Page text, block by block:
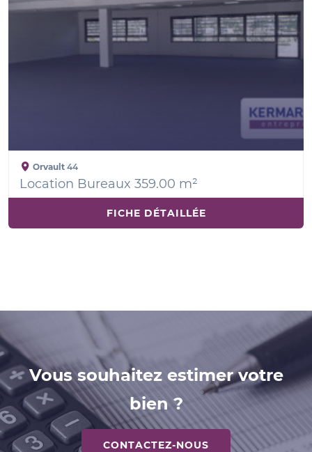
Orvault 44
Location Bureaux 359.00 m²
FICHE DÉTAILLÉE
Vous souhaitez estimer votre
bien ?
CONTACTEZ-NOUS